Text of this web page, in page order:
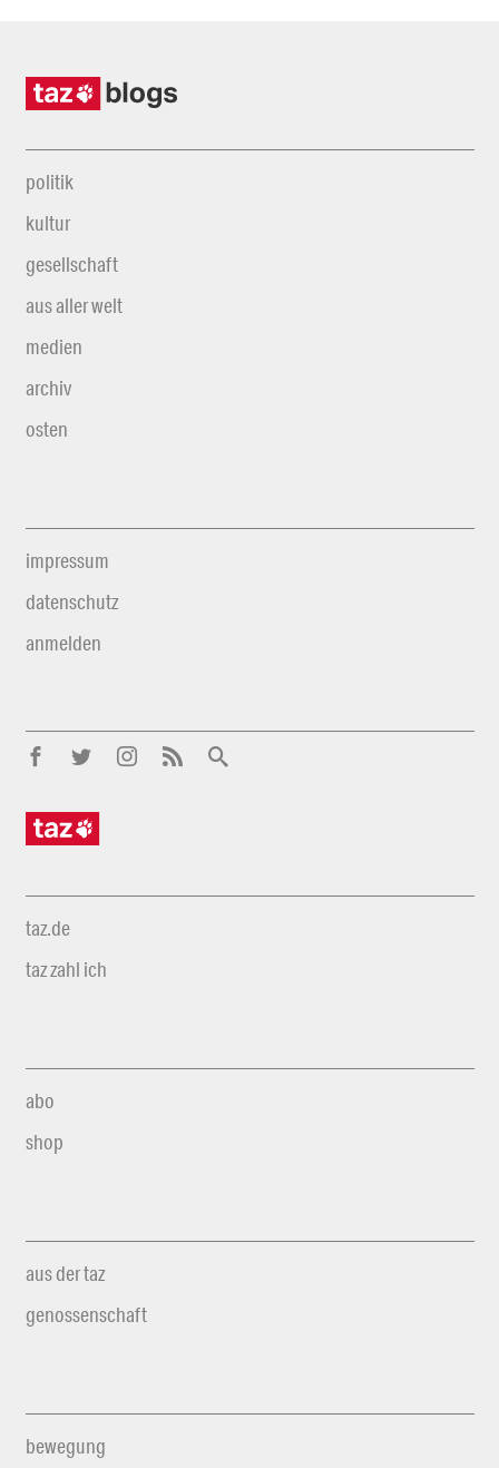
politik
kultur
gesellschaft
aus aller welt
medien
archiv
osten
impressum
datenschutz
anmelden
taz.de
taz zahl ich
abo
shop
aus der taz
genossenschaft
bewegung